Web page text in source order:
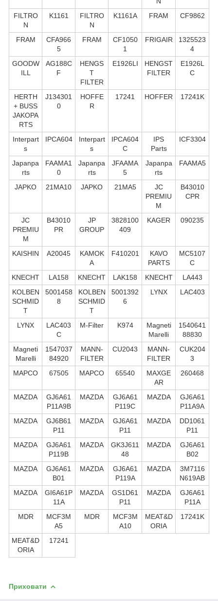
FILTRO
N
K1161
FILTRO
N
K1161A FRAM CF9862
FRAM
CFA966
5
FRAM
CF1050
1
FRIGAIR
1325523
4
GOODW
ILL
AG188C
F
HENGS
T
FILTER
E1926LI
HENGST
FILTER
E1926L
C
HERTH
+ BUSS
JAKOPA
RTS
J134301
0
HOFFE
R
17241 HOFFER 17241K
Interpart
s
IPCA604
Interpart
s
IPCA604
C
IPS
Parts
ICF3304
Japanpa
rts
FAAMA1
0
Japanpa
rts
JFAAMA
5
Japanpa
rts
FAAMA5
JAPKO 21MA10 JAPKO 21MA5
JC
PREMIU
M
B43010
CPR
JC
PREMIU
M
B43010
PR
JP
GROUP
3828100
409
KAGER 090235
KAISHIN A20045
KAMOK
A
F410201
KAVO
PARTS
MC5107
C
KNECHT
LA158 KNECHT LAK158 KNECHT
LA443
KOLBEN
SCHMID
T
5001458
8
KOLBEN
SCHMID
T
5001392
6
LYNX LAC403
LYNX
LAC403
C
M-Filter K974
Magneti
Marelli
1540641
88830
Magneti
Marelli
1547037
84920
MANN-
FILTER
CU2043
MANN-
FILTER
CUK204
3
MAPCO
67505 MAPCO 65540
MAXGE
AR
260468
MAZDA
GJ6A61
P11A9B
MAZDA
GJ6A61
P119C
MAZDA
GJ6A61
P11A9A
MAZDA
GJ6B61
P11
MAZDA
GJ6A61
P11
MAZDA
DD1061
P11
MAZDA
GJ6A61
P119B
MAZDA
GK3J611
48
MAZDA
GJ6A61
B02
MAZDA
GJ6A61
B01
MAZDA
GJ6A61
P119A
MAZDA
3M7116
N619AB
MAZDA
GI6A61P
11A
MAZDA
GS1D61
P11
MAZDA
GJ6A61
P11A
MDR
MCF3M
A5
MDR
MCF3M
A10
MEAT&D
ORIA
17241K
MEAT&D
ORIA
17241
Приховати